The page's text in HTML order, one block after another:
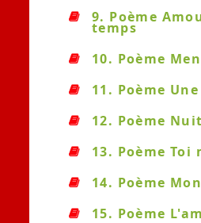
9. Poème
temps
10. Poème
11. Poème
12. Poème
13. Poème
14. Poème
15. Poème